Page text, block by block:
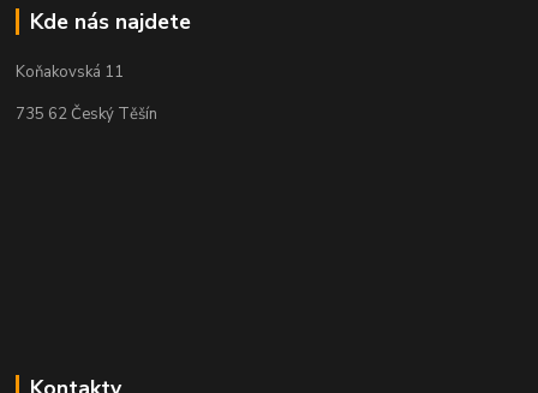
Kde nás najdete
Koňakovská 11
735 62 Český Těšín